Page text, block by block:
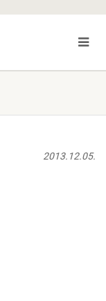
2013.12.05.